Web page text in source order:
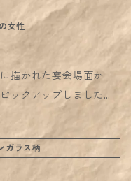
。
は付属品ではございま
さい。
す。 【サイズ】
マチ11cm（縫製によ
す） A4サイズのものが
もご参照ください（使
同サイズの別柄のサン
女性
描かれた宴会場面か
ックアップしました。
、頭の上に香をのせて
る多少の差異がありま
入ります。 写真2枚目
ガラス柄